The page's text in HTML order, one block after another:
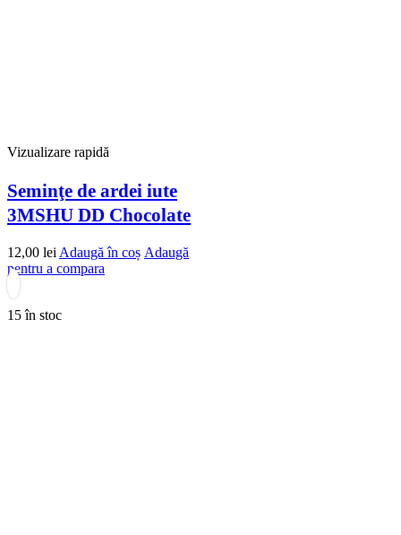
Vizualizare rapidă
Seminţe de ardei iute
3MSHU DD Chocolate
12,00 lei Adaugă în coș Adaugă
pentru a compara
15 în stoc